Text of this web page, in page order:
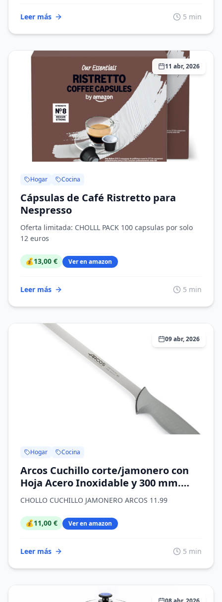
Leer más 5 min
11 abr, 2026
Hogar Cocina
Cápsulas de Café Ristretto para
Nespresso
Oferta limitada: CHOLLL PACK 100 capsulas por solo
12 euros
💰13,00 € Ver en amazon
Leer más 5 min
09 abr, 2026
Hogar Cocina
Arcos Cuchillo corte/jamonero con
Hoja Acero Inoxidable y 300 mm.
Mango ergonómico polioximetileno
POM. Serie Colour Prof. Mayor
comodidad, adaptabilidad y
resistencia. Color negro.
CHOLLO CUCHILLO JAMONERO ARCOS 11.99
💰11,00 € Ver en amazon
Leer más 5 min